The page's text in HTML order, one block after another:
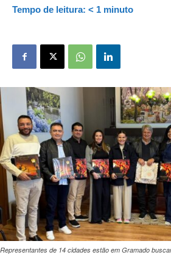
Tempo de leitura: < 1 minuto
Representantes de 14 cidades estão em Gramado